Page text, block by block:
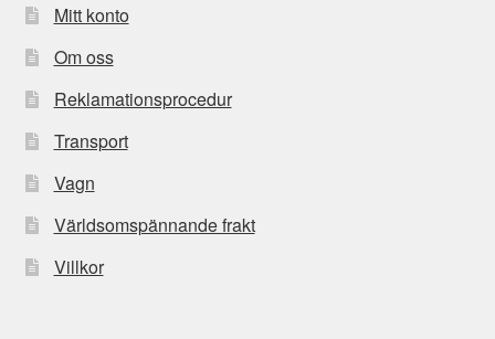
Mitt konto
Om oss
Reklamationsprocedur
Transport
Vagn
Världsomspännande frakt
Villkor